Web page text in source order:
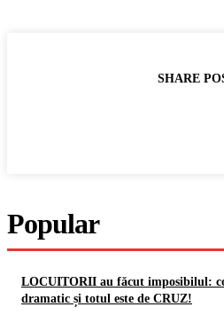
SHARE
Popular
LOCUITORII au făcut imposibilul:
dramatic și totul este de CRUZ!